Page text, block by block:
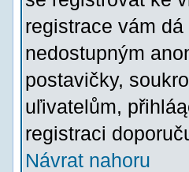
registrace vám
nedostupným
postavičky,
uľivatelům,
registraci
Návrat nahoru